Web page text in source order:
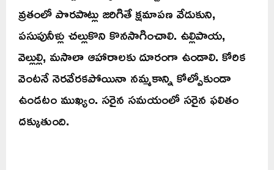
వ్రతంలో పొరపాట్లు జరిగితే క్షమాపణ వేడుకుని,
పసుపునీళ్లు చల్లుకొని కొనసాగించాలి. ఉల్లిపాయ,
వెల్లుల్లి, మసాలా ఆహారాలకు దూరంగా ఉండాలి. కోరిక
వెంటనే నెరవేరకపోయినా నమ్మకాన్ని కోల్పోకుండా
ఉండటం ముఖ్యం. సరైన సమయంలో సరైన ఫలితం
దక్కుతుంది.